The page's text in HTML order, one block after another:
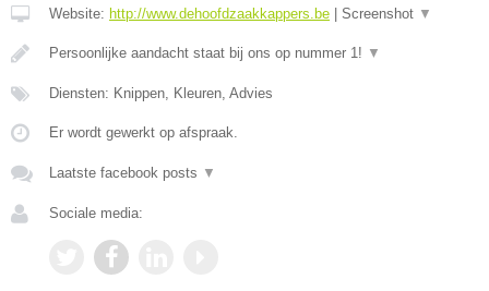
Website: http://www.dehoofdzaakkappers.be Screenshot ▼
Persoonlijke aandacht staat bij ons op nummer 1! ▼
Diensten: Knippen, Kleuren, Advies
Er wordt gewerkt op afspraak.
Laatste facebook posts ▼
Sociale media: